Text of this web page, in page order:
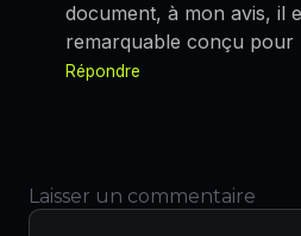
document, à mon avis, il
remarquable conçu pour
Répondre
Laisser un commentaire
Commentaire